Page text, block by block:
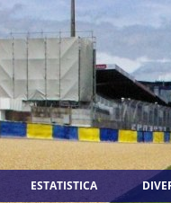
ESTATISTICA